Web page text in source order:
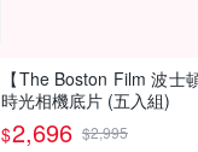
【The Boston Film 波士
時光相機底片 (五入組)
$2,696 $2,995